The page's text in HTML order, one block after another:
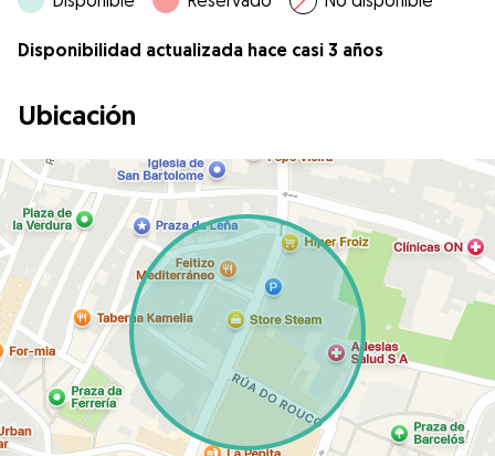
Disponibilidad actualizada hace casi 3 años
Ubicación